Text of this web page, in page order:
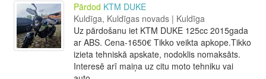
Pārdod KTM DUKE
Kuldīga, Kuldīgas novads | Kuldīga
Uz pārdošanu iet KTM DUKE 125cc 2015gada
ar ABS. Cena-1650€ Tikko veikta apkope.Tikko
izieta tehniskā apskate, nodoklis nomaksāts.
Interesē arī maiņa uz citu moto tehniku vai